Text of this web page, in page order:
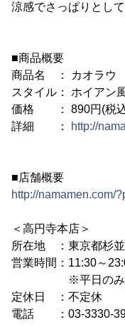
涼感でさっぱりとし
■商品概要
商品名 ： カオラウ
スタイル： ホイアン
価格 ： 890円(税
詳細 ：
http://
■店舗概要
http://namamen.com/
＜高円寺本店＞
所在地 ：東京都杉
営業時間：11:30～
※平日のみ15:00
定休日 ：不定休
電話 ：03-3330-